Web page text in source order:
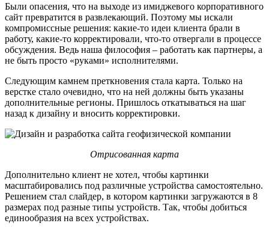
Были опасения, что на выходе из имиджевого корпоративного
сайт превратится в развлекающий. Поэтому мы искали
компромиссные решения: какие-то идеи клиента брали в
работу, какие-то корректировали, что-то отвергали в процессе
обсуждения. Ведь наша философия – работать как партнеры, а
не быть просто «руками» исполнителями.
Следующим камнем преткновения стала карта. Только на
верстке стало очевидно, что на ней должны быть указаны
дополнительные регионы. Пришлось откатываться на шаг
назад к дизайну и вносить корректировки.
Отрисованная карта
Дополнительно клиент не хотел, чтобы картинки
масштабировались под различные устройства самостоятельно.
Решением стал слайдер, в котором картинки загружаются в 8
размерах под разные типы устройств. Так, чтобы добиться
единообразия на всех устройствах.